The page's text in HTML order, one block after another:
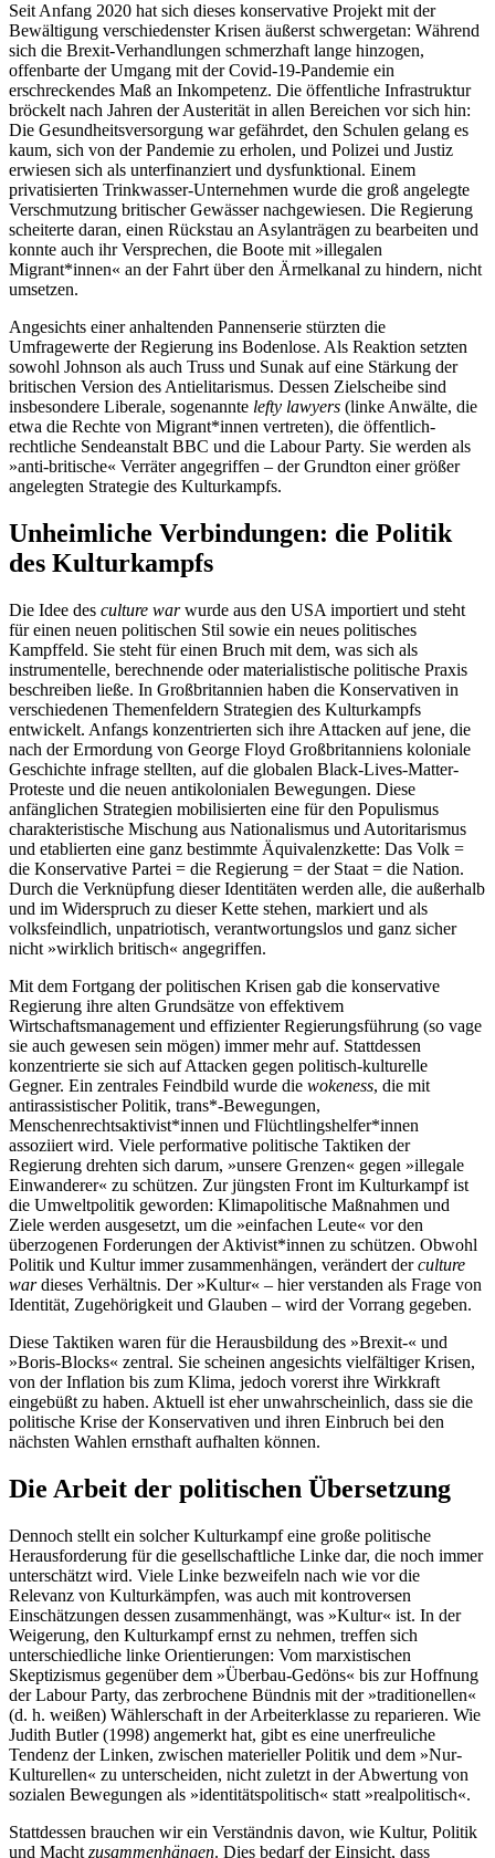
Seit Anfang 2020 hat sich dieses konservative Projekt mit der
Bewältigung verschiedenster Krisen äußerst schwergetan: Während
sich die Brexit-Verhandlungen schmerzhaft lange hinzogen,
offenbarte der Umgang mit der Covid-19-Pandemie ein
erschreckendes Maß an Inkompetenz. Die öffentliche Infrastruktur
bröckelt nach Jahren der Austerität in allen Bereichen vor sich hin:
Die Gesundheitsversorgung war gefährdet, den Schulen gelang es
kaum, sich von der Pandemie zu erholen, und Polizei und Justiz
erwiesen sich als unterfinanziert und dysfunktional. Einem
privatisierten Trinkwasser-Unternehmen wurde die groß angelegte
Verschmutzung britischer Gewässer nachgewiesen. Die Regierung
scheiterte daran, einen Rückstau an Asylanträgen zu bearbeiten und
konnte auch ihr Versprechen, die Boote mit »illegalen
Migrant*innen« an der Fahrt über den Ärmelkanal zu hindern, nicht
umsetzen.
Angesichts einer anhaltenden Pannenserie stürzten die
Umfragewerte der Regierung ins Bodenlose. Als Reaktion setzten
sowohl Johnson als auch Truss und Sunak auf eine Stärkung der
britischen Version des Antielitarismus. Dessen Zielscheibe sind
insbesondere Liberale, sogenannte lefty lawyers (linke Anwälte, die
etwa die Rechte von Migrant*innen vertreten), die öffentlich-
rechtliche Sende­anstalt BBC und die Labour Party. Sie werden als
»anti-britische« Verräter angegriffen – der Grundton einer größer
angelegten Strategie des Kulturkampfs.
Unheimliche Verbindungen: die Politik
des Kulturkampfs
Die Idee des culture warwurde aus den USA importiert und steht
für einen neuen politischen Stil sowie ein neues politisches
Kampffeld. Sie steht für einen Bruch mit dem, was sich als
instrumentelle, berechnende oder materialistische politische Praxis
beschreiben ließe. In Großbritannien haben die Konservativen in
verschiedenen Themenfeldern Strategien des Kulturkampfs
entwickelt. Anfangs konzentrierten sich ihre Attacken auf jene, die
nach der Ermordung von George Floyd Großbritanniens koloniale
Geschichte infrage stellten, auf die globalen Black-Lives-Matter-
Proteste und die neuen antikolonialen Bewegungen. Diese
anfänglichen Strategien mobilisierten eine für den Populismus
charakteristische Mischung aus Nationalismus und Autoritarismus
und etablierten eine ganz bestimmte Äquivalenzkette: Das Volk =
die Konservative Partei = die Regierung = der Staat = die Nation.
Durch die Verknüpfung dieser Identitäten werden alle, die außerhalb
und im Widerspruch zu dieser Kette stehen, markiert und als
volksfeindlich, unpatriotisch, verantwortungslos und ganz sicher
nicht »wirklich britisch« angegriffen.
Mit dem Fortgang der politischen Krisen gab die konservative
Regierung ihre alten Grundsätze von effektivem
Wirtschaftsmanagement und effizienter Regierungsführung (so vage
sie auch gewesen sein mögen) immer mehr auf. Stattdessen
konzentrierte sie sich auf Attacken gegen politisch-kulturelle
Gegner. Ein zentrales Feindbild wurde die wokeness, die mit
antirassistischer Politik, trans*-Bewegungen,
Menschenrechtsaktivist*innen und Flüchtlingshelfer*innen
assoziiert wird. Viele performative politische Taktiken der
Regierung drehten sich darum, »unsere Grenzen« gegen »illegale
Einwanderer« zu schützen. Zur jüngsten Front im Kulturkampf ist
die Umweltpolitik geworden: Klimapolitische Maßnahmen und
Ziele werden ausgesetzt, um die »einfachen Leute« vor den
überzogenen Forderungen der Aktivist*innen zu schützen. Obwohl
Politik und Kultur immer zusammenhängen, verändert derculture
wardieses Verhältnis. Der »Kultur« – hier verstanden als Frage von
Identität, Zugehörigkeit und Glauben – wird der Vorrang gegeben.
Diese Taktiken waren für die Herausbildung des »Brexit-« und
»Boris-Blocks« zentral. Sie scheinen angesichts vielfältiger Krisen,
von der Inflation bis zum Klima, jedoch vorerst ihre Wirkkraft
eingebüßt zu haben. Aktuell ist eher unwahrscheinlich, dass sie die
politische Krise der Konservativen und ihren Einbruch bei den
nächsten Wahlen ernsthaft aufhalten können.
Die Arbeit der politischen Übersetzung
Dennoch stellt ein solcher Kulturkampf eine große politische
Herausforderung für die gesellschaftliche Linke dar, die noch immer
unterschätzt wird. Viele Linke bezweifeln nach wie vor die
Relevanz von Kulturkämpfen, was auch mit kontroversen
Einschätzungen dessen zusammenhängt, was »Kultur« ist. In der
Weigerung, den Kulturkampf ernst zu nehmen, treffen sich
unterschiedliche linke Orientierungen: Vom marxistischen
Skeptizismus gegenüber dem »Überbau-Gedöns« bis zur Hoffnung
der Labour Party, das zerbrochene Bündnis mit der »traditionellen«
(d. h. weißen) Wählerschaft in der Arbeiterklasse zu reparieren. Wie
Judith Butler (1998) angemerkt hat, gibt es eine unerfreuliche
Tendenz der Linken, zwischen materieller Politik und dem »Nur-
Kulturellen« zu unterscheiden, nicht zuletzt in der Abwertung von
sozialen Bewegungen als »identitätspolitisch« statt »realpolitisch«.
Stattdessen brauchen wir ein Verständnis davon, wie Kultur, Politik
und Macht zusammenhängen. Dies bedarf der Einsicht, dass